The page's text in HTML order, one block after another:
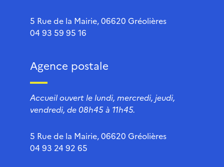
5 Rue de la Mairie, 06620 Gréolières
04 93 59 95 16
Agence postale
Accueil ouvert le lundi, mercredi, jeudi,
vendredi, de 08h45 à 11h45.
5 Rue de la Mairie, 06620 Gréolières
04 93 24 92 65